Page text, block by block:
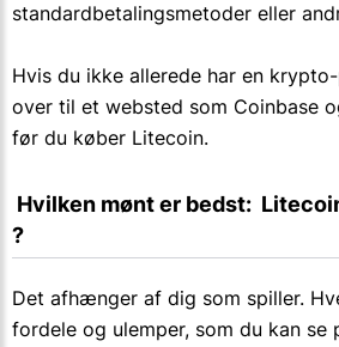
standardbetalingsmetoder eller
Hvis du ikke allerede har en
over til et websted som Coinbase
før du køber Litecoin.
?
Det afhænger af dig som spiller.
fordele og ulemper, som du kan se